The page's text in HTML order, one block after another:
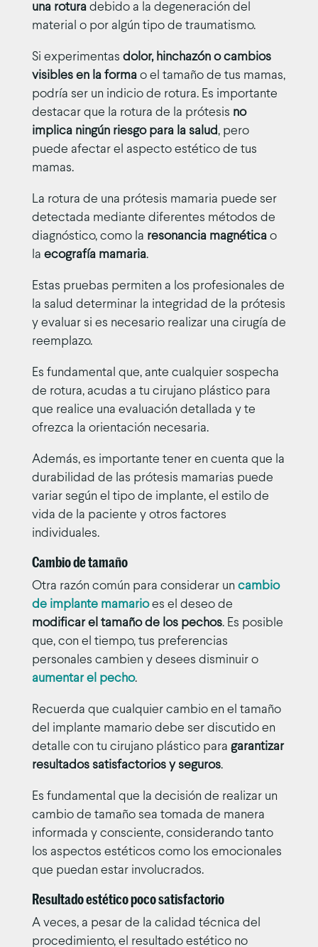
una roturadebido a la degeneración del
material o por algún tipo de traumatismo.
Si experimentas dolor, hinchazón o cambios
visibles en la formao el tamaño de tus mamas,
podría ser un indicio de rotura. Es importante
destacar que la rotura de la prótesis no
implica ningún riesgo para la salud, pero
puede afectar el aspecto estético de tus
mamas.
La rotura de una prótesis mamaria puede ser
detectada mediante diferentes métodos de
diagnóstico, como la resonancia magnéticao
la ecografía mamaria.
Estas pruebas permiten a los profesionales de
la salud determinar la integridad de la prótesis
y evaluar si es necesario realizar una cirugía de
reemplazo.
Es fundamental que, ante cualquier sospecha
de rotura, acudas a tu cirujano plástico para
que realice una evaluación detallada y te
ofrezca la orientación necesaria.
Además, es importante tener en cuenta que la
durabilidad de las prótesis mamarias puede
variar según el tipo de implante, el estilo de
vida de la paciente y otros factores
individuales.
Cambio de tamaño
Otra razón común para considerar un cambio
de implante mamarioes el deseo de
modificar el tamaño de los pechos. Es posible
que, con el tiempo, tus preferencias
personales cambien y desees disminuir o
aumentar el pecho.
Recuerda que cualquier cambio en el tamaño
del implante mamario debe ser discutido en
detalle con tu cirujano plástico para garantizar
resultados satisfactorios y seguros.
Es fundamental que la decisión de realizar un
cambio de tamaño sea tomada de manera
informada y consciente, considerando tanto
los aspectos estéticos como los emocionales
que puedan estar involucrados.
Resultado estético poco satisfactorio
A veces, a pesar de la calidad técnica del
procedimiento, el resultado estético no